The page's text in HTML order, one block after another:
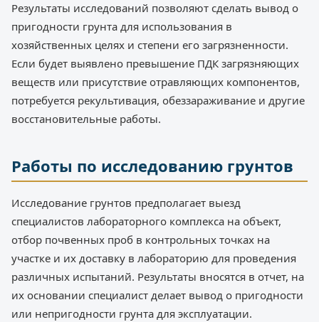
Результаты исследований позволяют сделать вывод о
пригодности грунта для использования в
хозяйственных целях и степени его загрязненности.
Если будет выявлено превышение ПДК загрязняющих
веществ или присутствие отравляющих компонентов,
потребуется рекультивация, обеззараживание и другие
восстановительные работы.
Работы по исследованию грунтов
Исследование грунтов предполагает выезд
специалистов лабораторного комплекса на объект,
отбор почвенных проб в контрольных точках на
участке и их доставку в лабораторию для проведения
различных испытаний. Результаты вносятся в отчет, на
их основании специалист делает вывод о пригодности
или непригодности грунта для эксплуатации.